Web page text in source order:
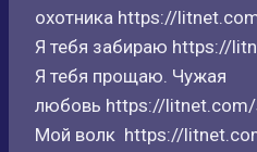
охотника https://
Я тебя забираю https://
Я тебя прощаю. Чужая
любовь https://
Мой волк https://